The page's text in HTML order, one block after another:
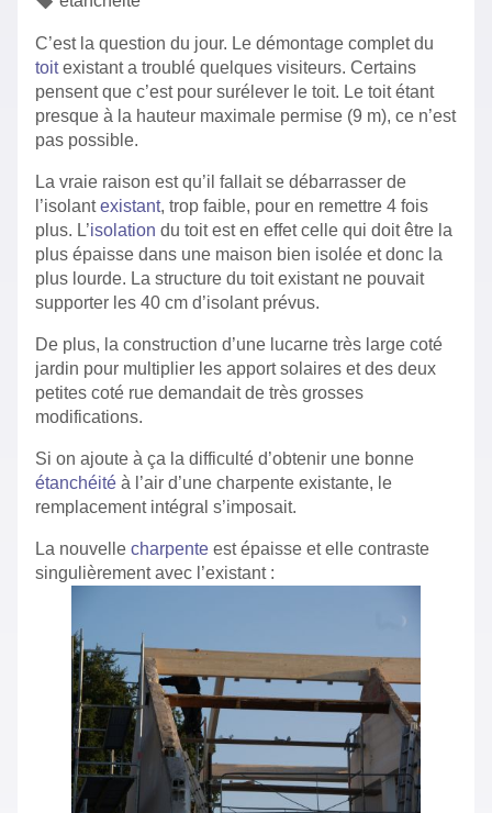
C’est la question du jour. Le démontage complet du
toitexistant a troublé quelques visiteurs. Certains
pensent que c’est pour surélever le toit. Le toit étant
presque à la hauteur maximale permise (9 m), ce n’est
pas possible.
La vraie raison est qu’il fallait se débarrasser de
l’isolantexistant, trop faible, pour en remettre 4 fois
plus. L’isolation du toit est en effet celle qui doit être la
plus épaisse dans une maison bien isolée et donc la
plus lourde. La structure du toit existant ne pouvait
supporter les 40 cm d’isolant prévus.
De plus, la construction d’une lucarne très large coté
jardin pour multiplier les apport solaires et des deux
petites coté rue demandait de très grosses
modifications.
Si on ajoute à ça la difficulté d’obtenir une bonne
étanchéité à l’air d’une charpente existante, le
remplacement intégral s’imposait.
La nouvelle charpente est épaisse et elle contraste
singulièrement avec l’existant :